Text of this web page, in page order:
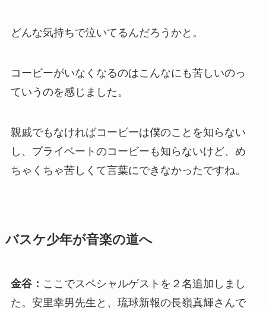
どんな気持ちで泣いてるんだろうかと。
コービーがいなくなるのはこんなにも苦しいのっ
ていうのを感じました。
親戚でもなければコービーは僕のことを知らない
し、プライベートのコービーも知らないけど、め
ちゃくちゃ苦しくて言葉にできなかったですね。
バスケ少年が音楽の道へ
金谷： ここでスペシャルゲストを２名追加しまし
た。安里幸男先生と、琉球新報の長嶺真輝さんで